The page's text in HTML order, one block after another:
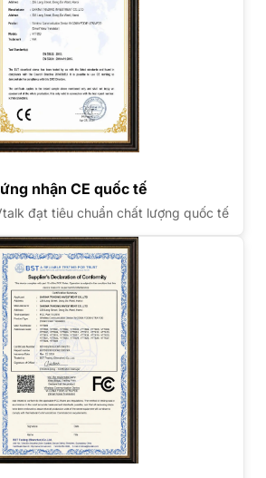
nhận CE quốc tế
đạt tiêu chuẩn chất lượng quốc tế